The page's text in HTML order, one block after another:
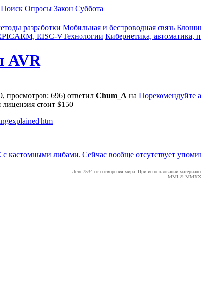
Поиск Опросы Закон Суббота
разработки Мобильная и беспроводная связь
PICARM, RISC-VТехнологии Кибернетика, автоматика,
AVR
просмотров: 696) ответил Chum_A на Порекомендуйте
лицензия стоит $150
кастомными либами. Сейчас вообще отсутствует
Лето 7534 от сотворения мира. При использовании
MMI ©